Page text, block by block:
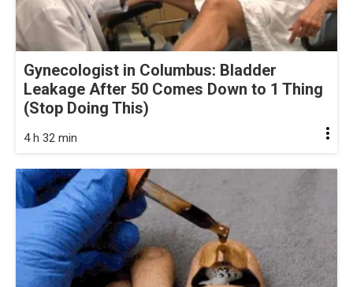
Gynecologist in Columbus: Bladder
Leakage After 50 Comes Down to 1 Thing
(Stop Doing This)
4 h 32 min